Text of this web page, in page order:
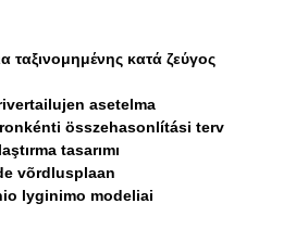
ταξινομημένης κατά ζεύγος
asetelma
összehasonlítási terv
tasarımı
võrdlusplaan
lyginimo modeliai